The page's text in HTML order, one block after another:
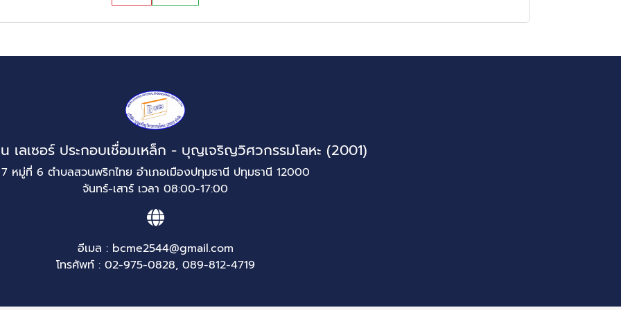
เลเซอร์ ประกอบเชื่อมเหล็ก - บุญเจริญวิศวกรรมโลหะ (2001)
7 หมู่ที่ 6 ตำบลสวนพริกไทย อำเภอเมืองปทุมธานี ปทุมธานี 12000
จันทร์-เสาร์ เวลา 08:00-17:00
อีเมล : bcme2544@gmail.com
โทรศัพท์ : 02-975-0828, 089-812-4719